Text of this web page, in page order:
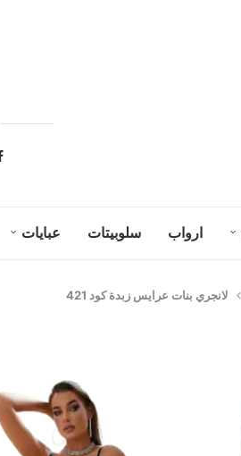
ارواب سلوبيتات عبايات
لانجري بنات عرايس زبدة كود 421